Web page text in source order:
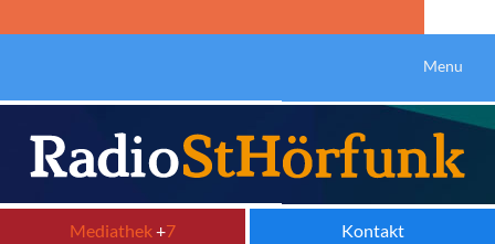
Menu
Mediathek+7 Kontakt